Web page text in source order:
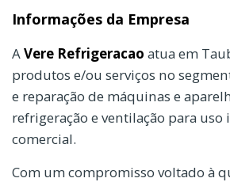
Informações da Empresa
A Vere Refrigeracao atua em
produtos e/ou serviços no
e reparação de máquinas e
refrigeração e ventilação para
comercial.
Com um compromisso voltado à